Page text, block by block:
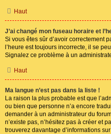
Haut
J’ai changé mon fuseau horaire et
Si vous êtes sûr d’avoir correctement
l’heure est toujours incorrecte, il se
Signalez ce problème à un
Haut
Ma langue n’est pas dans la liste !
La raison la plus probable est que
ou bien que personne n’a encore
demander à un administrateur du
n’existe pas, n’hésitez pas à créer et
trouverez davantage d’informations